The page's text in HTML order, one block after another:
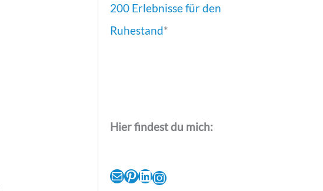
200 Erlebnisse für den
Ruhestand*
Hier findest du mich:
E-Mail Pinterest LinkedIn Instagram